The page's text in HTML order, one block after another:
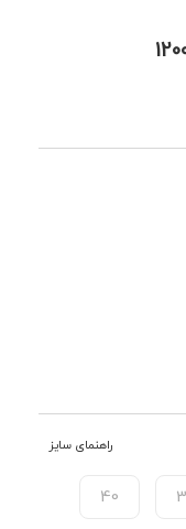
راهنمای سایز
40